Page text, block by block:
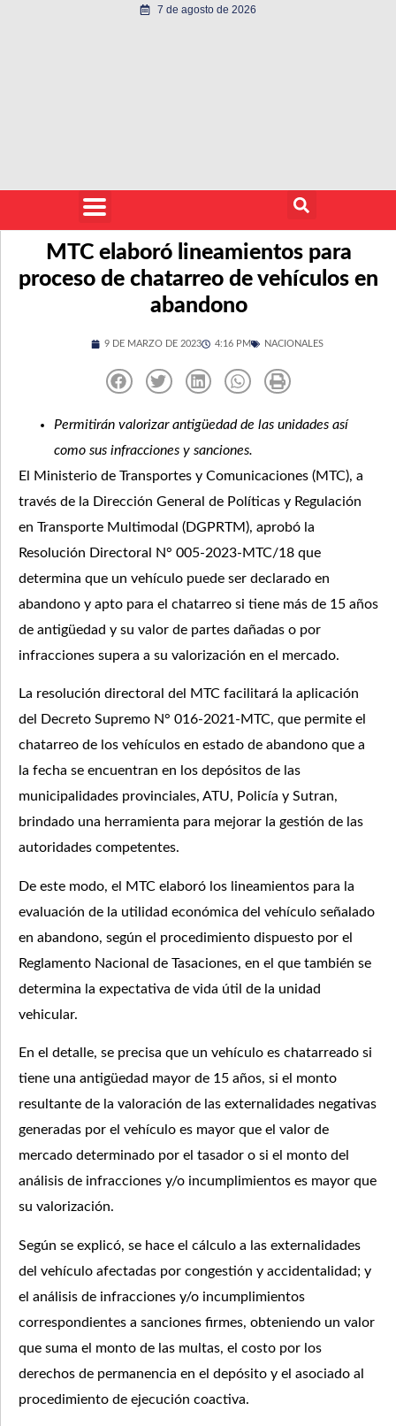
7 de agosto de 2026
MTC elaboró lineamientos para
proceso de chatarreo de vehículos en
abandono
9 DE MARZO DE 2023 4:16 PM NACIONALES
Permitirán valorizar antigüedad de las unidades así
como sus infracciones y sanciones.
El Ministerio de Transportes y Comunicaciones (MTC), a
través de la Dirección General de Políticas y Regulación
en Transporte Multimodal (DGPRTM), aprobó la
Resolución Directoral N° 005-2023-MTC/18 que
determina que un vehículo puede ser declarado en
abandono y apto para el chatarreo si tiene más de 15 años
de antigüedad y su valor de partes dañadas o por
infracciones supera a su valorización en el mercado.
La resolución directoral del MTC facilitará la aplicación
del Decreto Supremo N° 016-2021-MTC, que permite el
chatarreo de los vehículos en estado de abandono que a
la fecha se encuentran en los depósitos de las
municipalidades provinciales, ATU, Policía y Sutran,
brindado una herramienta para mejorar la gestión de las
autoridades competentes.
De este modo, el MTC elaboró los lineamientos para la
evaluación de la utilidad económica del vehículo señalado
en abandono, según el procedimiento dispuesto por el
Reglamento Nacional de Tasaciones, en el que también se
determina la expectativa de vida útil de la unidad
vehicular.
En el detalle, se precisa que un vehículo es chatarreado si
tiene una antigüedad mayor de 15 años, si el monto
resultante de la valoración de las externalidades negativas
generadas por el vehículo es mayor que el valor de
mercado determinado por el tasador o si el monto del
análisis de infracciones y/o incumplimientos es mayor que
su valorización.
Según se explicó, se hace el cálculo a las externalidades
del vehículo afectadas por congestión y accidentalidad; y
el análisis de infracciones y/o incumplimientos
correspondientes a sanciones firmes, obteniendo un valor
que suma el monto de las multas, el costo por los
derechos de permanencia en el depósito y el asociado al
procedimiento de ejecución coactiva.